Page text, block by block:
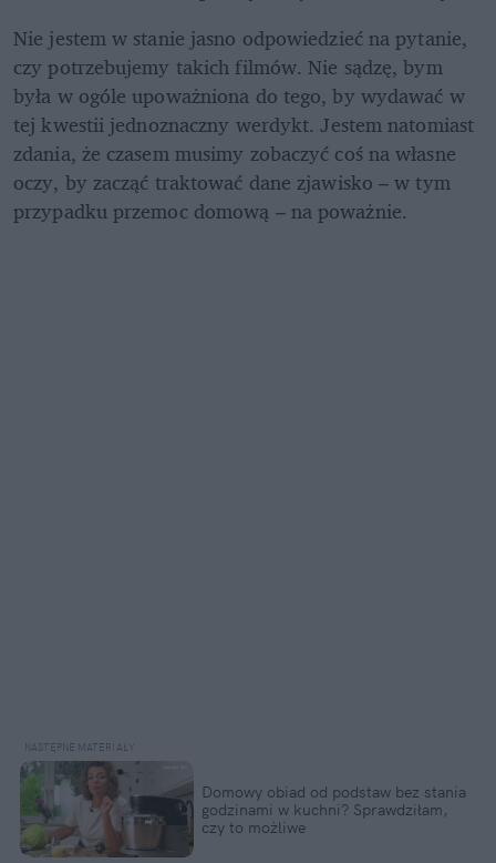
Nie jestem w stanie jasno odpowiedzieć na pytanie,
czy potrzebujemy takich filmów. Nie sądzę, bym
była w ogóle upoważniona do tego, by wydawać w
tej kwestii jednoznaczny werdykt. Jestem natomiast
zdania, że czasem musimy zobaczyć coś na własne
oczy, by zacząć traktować dane zjawisko – w tym
przypadku przemoc domową – na poważnie.
Domowy obiad od podstaw bez stania
godzinami w kuchni? Sprawdziłam,
czy to możliwe